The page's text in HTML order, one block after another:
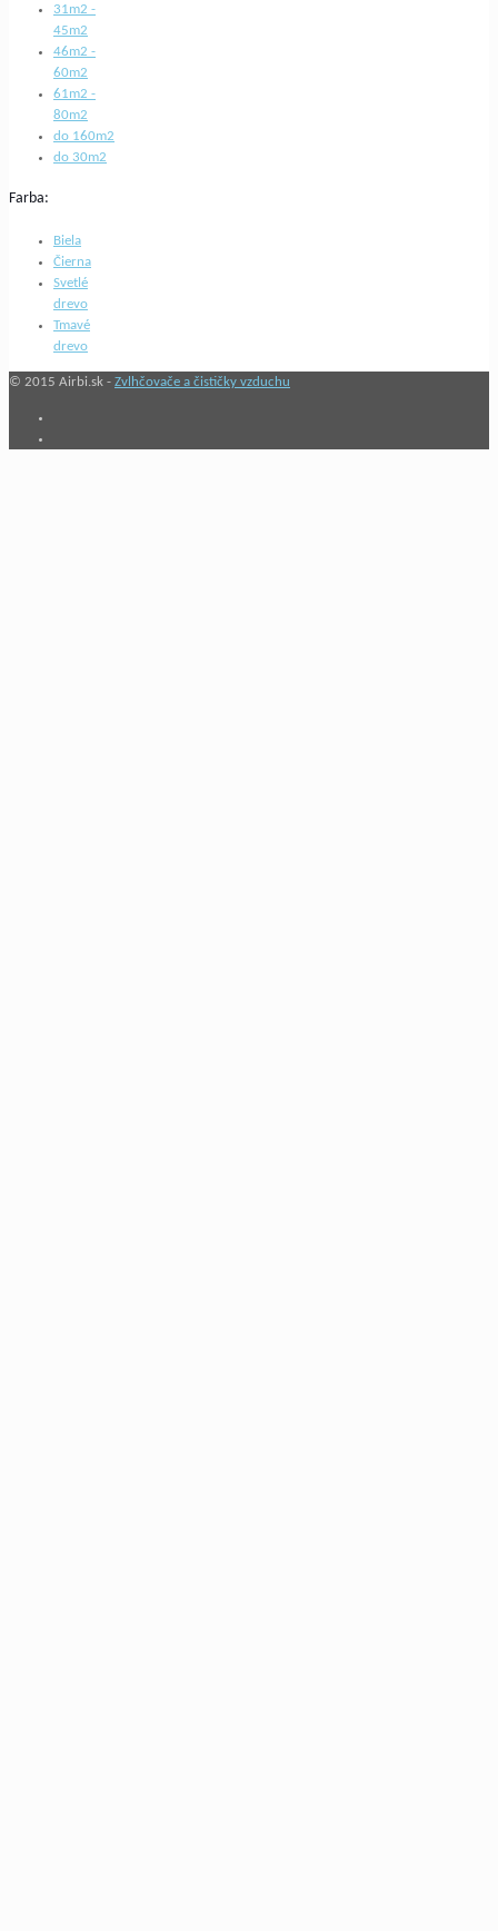
31m2 -
45m2
46m2 -
60m2
61m2 -
80m2
do 160m2
do 30m2
Farba:
Biela
Čierna
Svetlé
drevo
Tmavé
drevo
© 2015 Airbi.sk - Zvlhčovače a čističky vzduchu